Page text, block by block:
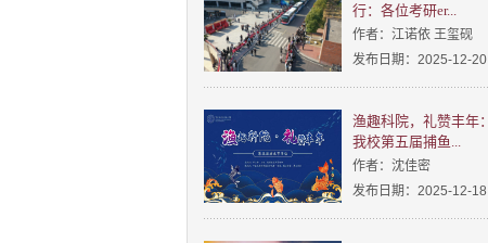
行：各位考研er...
作者：江诺依 王玺砚
发布日期：2025-12-20
渔趣科院，礼赞丰年：
我校第五届捕鱼...
作者：沈佳密
发布日期：2025-12-18